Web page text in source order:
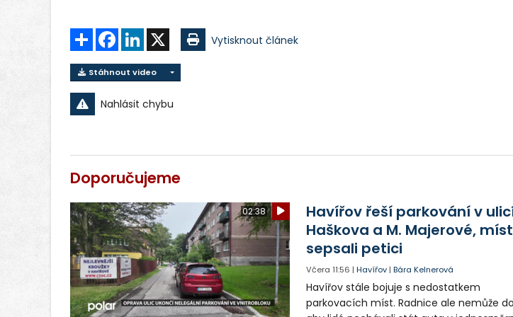
Sdílet FacebookLinkedIn Vytisknout článek
Stáhnout video
Nahlásit chybu
Doporučujeme
02:38
Havířov řeší parkování v
Haškova a M. Majerové,
sepsali petici
Včera 11:56 |Havířov |Bára Kelnerová
Havířov stále bojuje s nedostatkem
parkovacích míst. Radnice ale nemůže